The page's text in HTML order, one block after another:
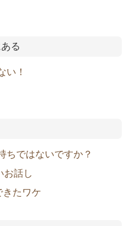
る
い！
ちではないですか？
お話し
きたワケ